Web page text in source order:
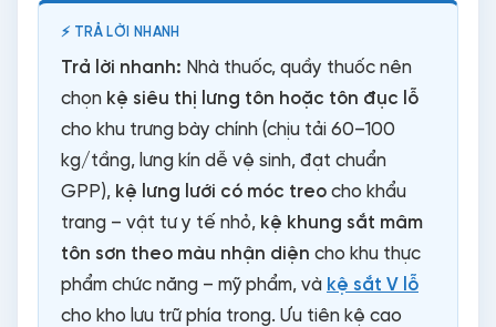
Trả lời nhanh: Nhà thuốc, quầy thuốc nên
chọn kệ siêu thị lưng tôn hoặc tôn đục lỗ
cho khu trưng bày chính (chịu tải 60–100
kg/tầng, lưng kín dễ vệ sinh, đạt chuẩn
GPP), kệ lưng lưới có móc treo cho khẩu
trang – vật tư y tế nhỏ, kệ khung sắt mâm
tôn sơn theo màu nhận diện cho khu thực
phẩm chức năng – mỹ phẩm, và kệ sắt V lỗ
cho kho lưu trữ phía trong. Ưu tiên kệ cao